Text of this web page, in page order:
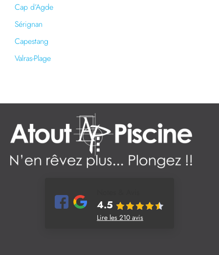
Cap d’Agde
Sérignan
Capestang
Valras-Plage
4.5
Lire les 210 avis